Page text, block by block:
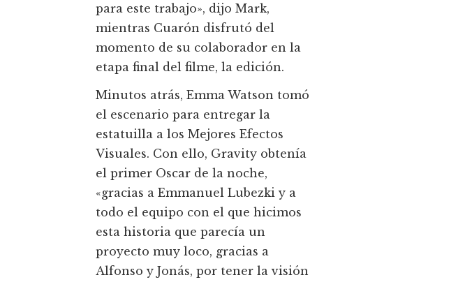
para este trabajo», dijo Mark,
mientras Cuarón disfrutó del
momento de su colaborador en la
etapa final del filme, la edición.
Minutos atrás, Emma Watson tomó
el escenario para entregar la
estatuilla a los Mejores Efectos
Visuales. Con ello, Gravity obtenía
el primer Oscar de la noche,
«gracias a Emmanuel Lubezki y a
todo el equipo con el que hicimos
esta historia que parecía un
proyecto muy loco, gracias a
Alfonso y Jonás, por tener la visión